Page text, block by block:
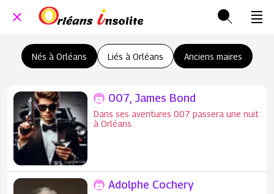
Nés à Orléans Liés à Orléans Anciens maires
007, James Bond
Dans ses aventures 007 passera une nuit
à Orléans.
Adolphe Cochery